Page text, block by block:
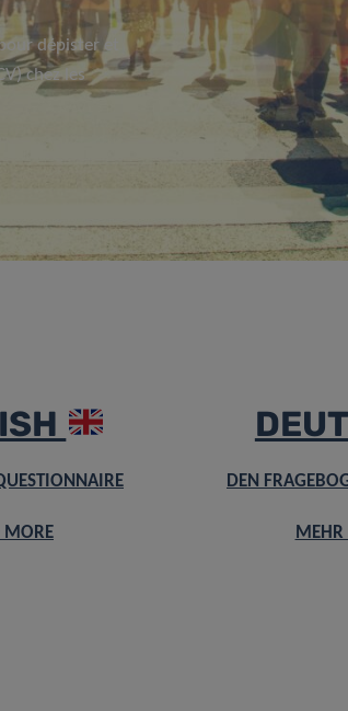
dépister et
chez les
MORE
DEN
MEHR